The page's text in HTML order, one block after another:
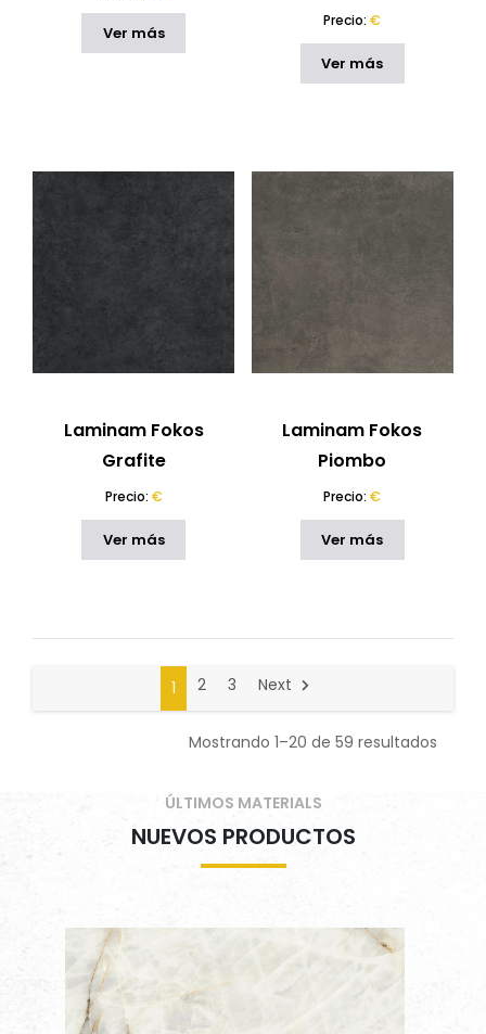
Ver más
Precio:€
Ver más
Laminam Fokos
Grafite
Precio: €
Ver más
Laminam Fokos
Piombo
Precio:€
Ver más
1 2 3 Next
Mostrando 1–20 de 59 resultados
ÚLTIMOS MATERIALS
NUEVOS PRODUCTOS